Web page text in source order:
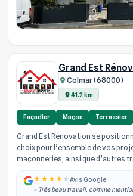
Grand Est
Colmar (68000)
41.2 km
Façadier Maçon Terrassier
Grand Est Rénovation se
choix pour l’ensemble de vos
maçonneries, ainsi que d’autres
Avis Google
« Très beau travail, comme